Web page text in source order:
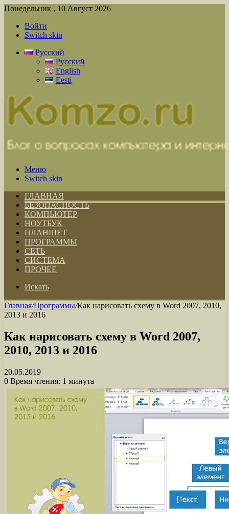
Понедельник , 10 Август 2026
Войти
Switch skin
Русский
Русский
English
Eesti
Меню
Switch skin
ГЛАВНАЯ
БЕЗОПАСНОСТЬ
КОМПЬЮТЕР
НОУТБУК
ПЛАНШЕТ
ПРОГРАММЫ
СЕТЬ
СИСТЕМА
ПРОЧЕЕ
Искать
Главная/Программы/Как нарисовать схему в Word 2007, 2010,
2013 и 2016
Как нарисовать схему в Word 2007,
2010, 2013 и 2016
20.05.2019
0 Время чтения: 1 минута